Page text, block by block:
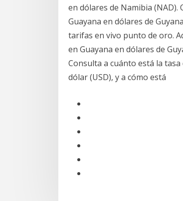
en dólares de Namibia
Guayana en dólares de
tarifas en vivo punto de oro.
en Guayana en dólares de
Consulta a cuánto está la
dólar (USD), y a cómo está